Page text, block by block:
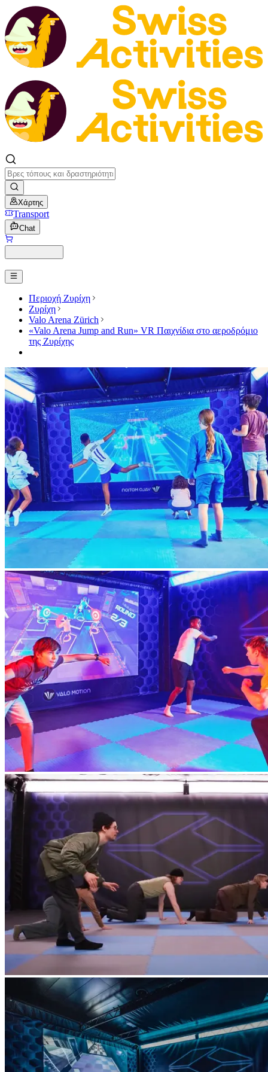
Χάρτης
Transport
Chat
Περιοχή Ζυρίχη
Ζυρίχη
Valo Arena Zürich
«Valo Arena Jump and Run» VR Παιχνίδια στο αεροδρόμιο
της Ζυρίχης